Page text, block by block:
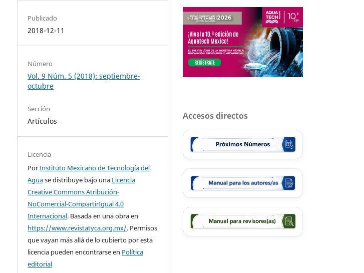
Publicado
2018-12-11
Número
Vol. 9 Núm. 5 (2018): septiembre-
octubre
Sección
Artículos
Licencia
PorInstituto Mexicano de Tecnología del
Aguase distribuye bajo una Licencia
Creative Commons Atribución-
NoComercial-CompartirIgual 4.0
Internacional. Basada en una obra en
https://www.revistatyca.org.mx/. Permisos
que vayan más allá de lo cubierto por esta
licencia pueden encontrarse en Política
editorial
Accesos directos